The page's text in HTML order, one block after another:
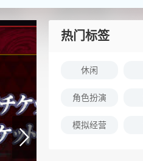
热门标签
休闲
角色扮演
模拟经营